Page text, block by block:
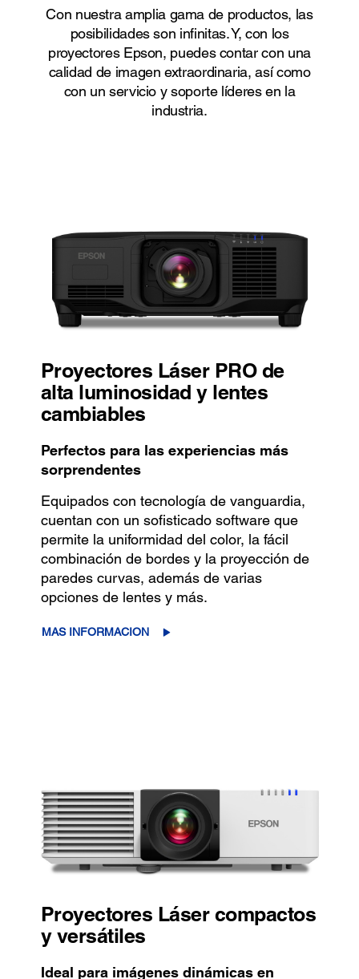
Con nuestra amplia gama de productos, las
posibilidades son infinitas. Y, con los
proyectores Epson, puedes contar con una
calidad de imagen extraordinaria, así como
con un servicio y soporte líderes en la
industria.
Proyectores Láser PRO de
alta luminosidad y lentes
cambiables
Perfectos para las experiencias más
sorprendentes
Equipados con tecnología de vanguardia,
cuentan con un sofisticado software que
permite la uniformidad del color, la fácil
combinación de bordes y la proyección de
paredes curvas, además de varias
opciones de lentes y más.
MAS INFORMACION
Proyectores Láser compactos
y versátiles
Ideal para imágenes dinámicas en